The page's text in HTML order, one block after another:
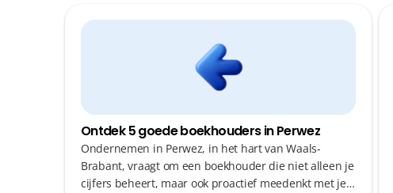
Ontdek 5 goede boekhouders in Perwez
Ondernemen in Perwez, in het hart van Waals-
Brabant, vraagt om een boekhouder die niet alleen je
cijfers beheert, maar ook proactief meedenkt met je